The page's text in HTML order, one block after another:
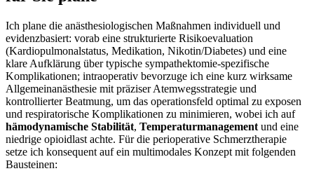
Ich plane die anästhesiologischen Maßnahmen individuell und
evidenzbasiert: vorab eine strukturierte Risikoevaluation
(Kardiopulmonalstatus, Medikation, Nikotin/Diabetes) und eine
klare Aufklärung über typische sympathektomie-spezifische
Komplikationen; intraoperativ bevorzuge ich eine kurz wirksame
Allgemeinanästhesie ‍mit präziser Atemwegsstrategie und
kontrollierter Beatmung, um ⁣das operationsfeld optimal zu exposen
und respiratorische Komplikationen zu ‍minimieren,⁤ wobei ich auf
hämodynamische Stabilität, Temperaturmanagement und eine
⁣niedrige opioidlast achte. Für die perioperative Schmerztherapie
setze ich konsequent auf ein multimodales Konzept mit folgenden
Bausteinen: